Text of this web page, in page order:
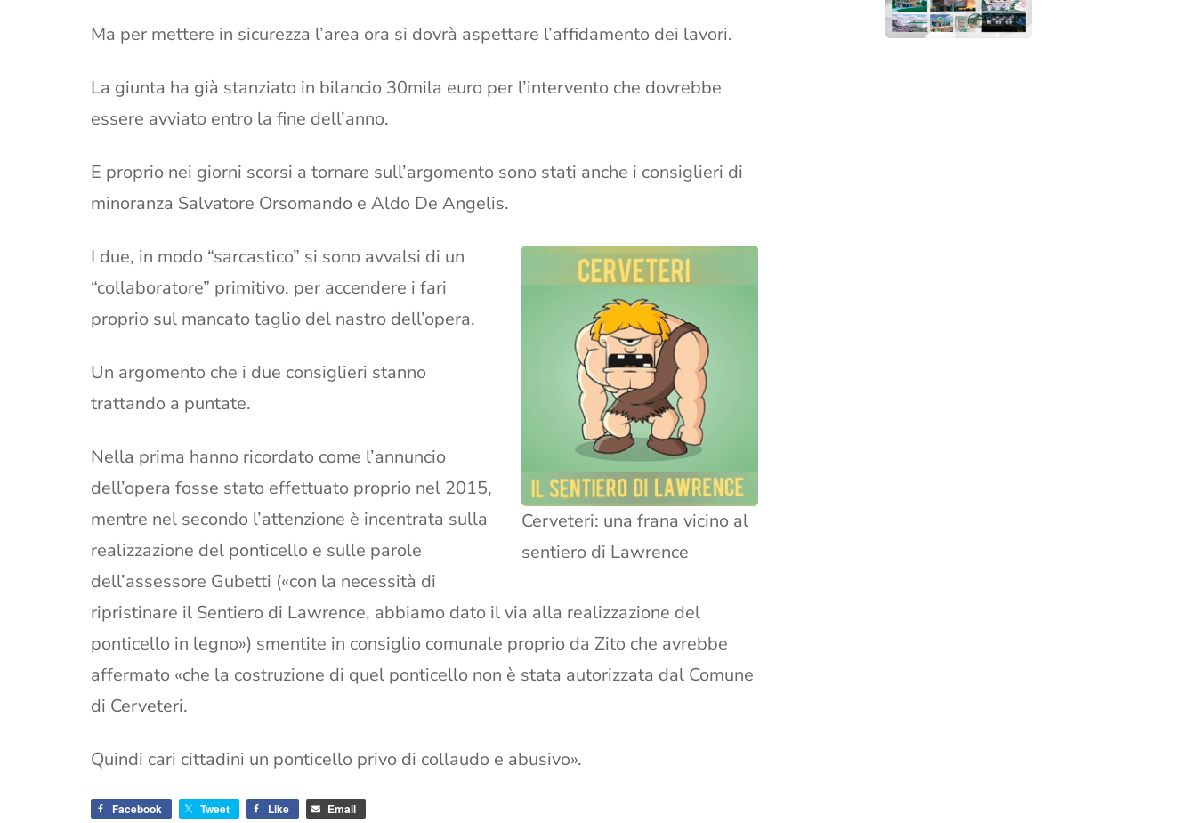
Ma per mettere in sicurezza l’area ora si dovrà aspettare l’affidamento dei lavori.
La giunta ha già stanziato in bilancio 30mila euro per l’intervento che dovrebbe
essere avviato entro la fine dell’anno.
E proprio nei giorni scorsi a tornare sull’argomento sono stati anche i consiglieri di
minoranza Salvatore Orsomando e Aldo De Angelis.
Cerveteri: una frana vicino al
sentiero di Lawrence
I due, in modo “sarcastico” si sono avvalsi di un
“collaboratore” primitivo, per accendere i fari
proprio sul mancato taglio del nastro dell’opera.
Un argomento che i due consiglieri stanno
trattando a puntate.
Nella prima hanno ricordato come l’annuncio
dell’opera fosse stato effettuato proprio nel 2015,
mentre nel secondo l’attenzione è incentrata sulla
realizzazione del ponticello e sulle parole
dell’assessore Gubetti («con la necessità di
ripristinare il Sentiero di Lawrence, abbiamo dato il via alla realizzazione del
ponticello in legno») smentite in consiglio comunale proprio da Zito che avrebbe
affermato «che la costruzione di quel ponticello non è stata autorizzata dal Comune
di Cerveteri.
Quindi cari cittadini un ponticello privo di collaudo e abusivo».
Facebook Tweet Like Email